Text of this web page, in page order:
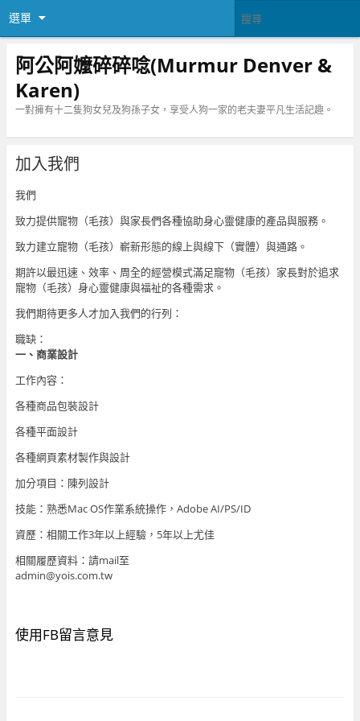
選單
阿公阿嬤碎碎唸(Murmur Denver &
Karen)
一對擁有十二隻狗女兒及狗孫子女，享受人狗一家的老夫妻平凡生活記趣。
加入我們
我們
致力提供寵物（毛孩）與家長們各種協助身心靈健康的產品與服務。
致力建立寵物（毛孩）嶄新形態的線上與線下（實體）與通路。
期許以最迅速、效率、周全的經營模式滿足寵物（毛孩）家長對於追求
寵物（毛孩）身心靈健康與福祉的各種需求。
我們期待更多人才加入我們的行列：
職缺：
一、商業設計
工作內容：
各種商品包裝設計
各種平面設計
各種網頁素材製作與設計
加分項目：陳列設計
技能：熟悉Mac OS作業系統操作，Adobe AI/PS/ID
資歷：相關工作3年以上經驗，5年以上尤佳
相關履歷資料：請mail至
admin@yois.com.tw
使用FB留言意見